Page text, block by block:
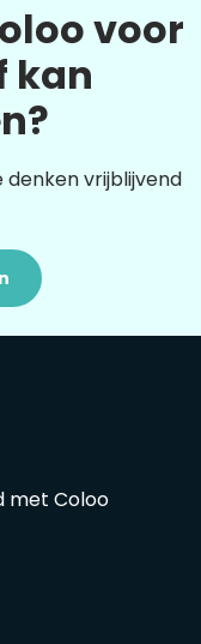
voor
kan
denken vrijblijvend
met Coloo